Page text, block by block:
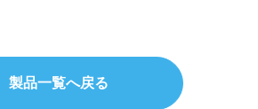
製品一覧へ戻る